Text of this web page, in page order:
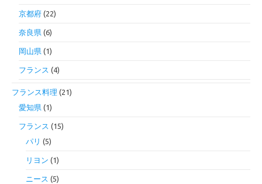
京都府 (22)
奈良県 (6)
岡山県 (1)
フランス (4)
フランス料理 (21)
愛知県 (1)
フランス (15)
パリ (5)
リヨン (1)
ニース (5)